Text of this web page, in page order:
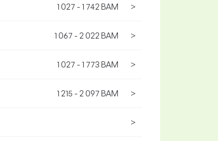
1 027 - 1 742 BAM >
1 067 - 2 022 BAM >
1 027 - 1 773 BAM >
1 215 - 2 097 BAM >
>